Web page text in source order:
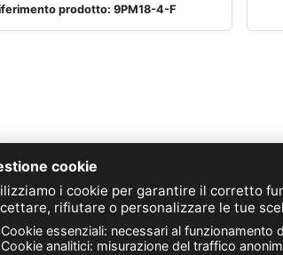
prodotto: 9PM18-4-F
Z.A. de Sars et
cookie
i cookie per garantire il corretto
rifiutare o personalizzare le tue
Cookie essenziali: necessari al funzionamento
Cookie analitici: misurazione del traffico